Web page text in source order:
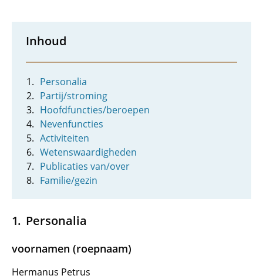
Inhoud
Personalia
Partij/stroming
Hoofdfuncties/beroepen
Nevenfuncties
Activiteiten
Wetenswaardigheden
Publicaties van/over
Familie/gezin
Personalia
voornamen (roepnaam)
Hermanus Petrus